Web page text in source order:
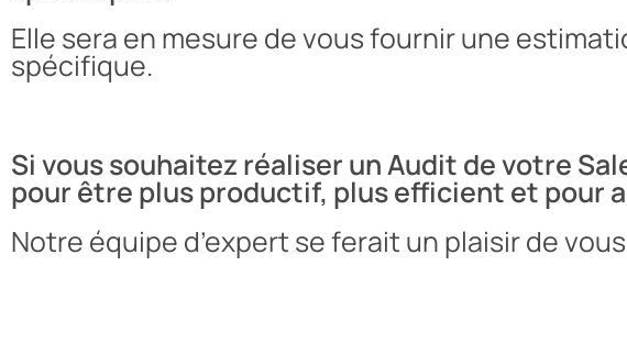
Elle sera en mesure de vous fournir une
spécifique.
Si vous souhaitez réaliser un Audit de votre
pour être plus productif, plus efficient et pour
Notre équipe d’expert se ferait un plaisir de